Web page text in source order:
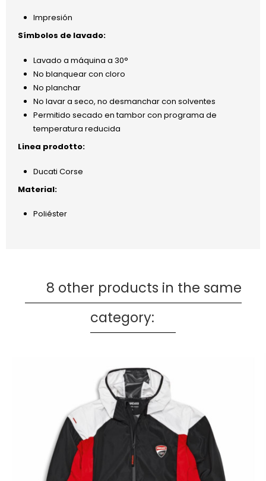
Impresión
Símbolos de lavado:
Lavado a máquina a 30°
No blanquear con cloro
No planchar
No lavar a seco, no desmanchar con solventes
Permitido secado en tambor con programa de
temperatura reducida
Linea prodotto:
Ducati Corse
Material:
Poliéster
8 other products in the same
category: